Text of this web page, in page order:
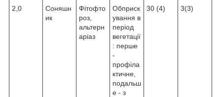
2,0
Соняшн
ик
Фітофто
роз,
альтерн
аріаз
Обприск
ування в
період
вегетації
: перше
-
профіла
ктичне,
подальш
е - з
30 (4) 3(3)